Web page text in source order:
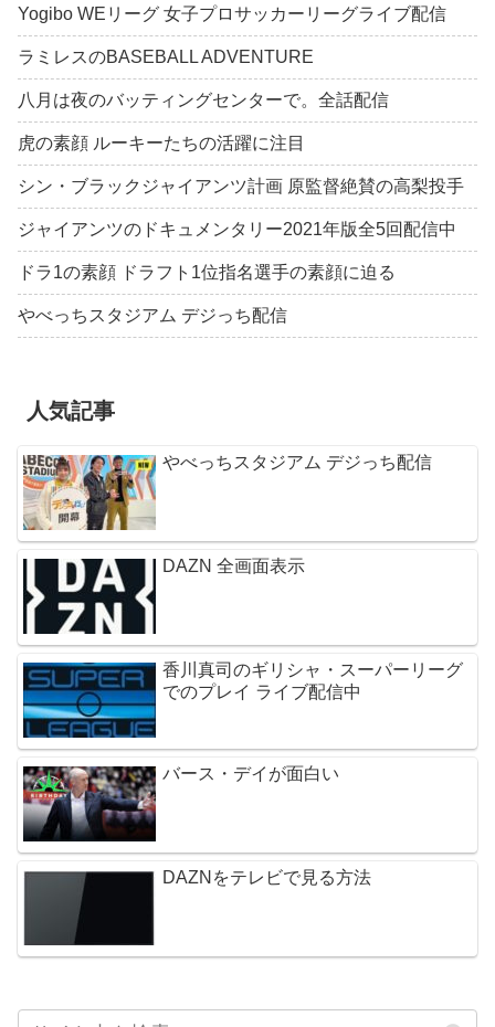
Yogibo WEリーグ 女子プロサッカーリーグライブ配信
ラミレスのBASEBALL ADVENTURE
八月は夜のバッティングセンターで。全話配信
虎の素顔 ルーキーたちの活躍に注目
シン・ブラックジャイアンツ計画 原監督絶賛の高梨投手
ジャイアンツのドキュメンタリー2021年版全5回配信中
ドラ1の素顔 ドラフト1位指名選手の素顔に迫る
やべっちスタジアム デジっち配信
人気記事
やべっちスタジアム デジっち配信
DAZN 全画面表示
香川真司のギリシャ・スーパーリーグ
でのプレイ ライブ配信中
バース・デイが面白い
DAZNをテレビで見る方法